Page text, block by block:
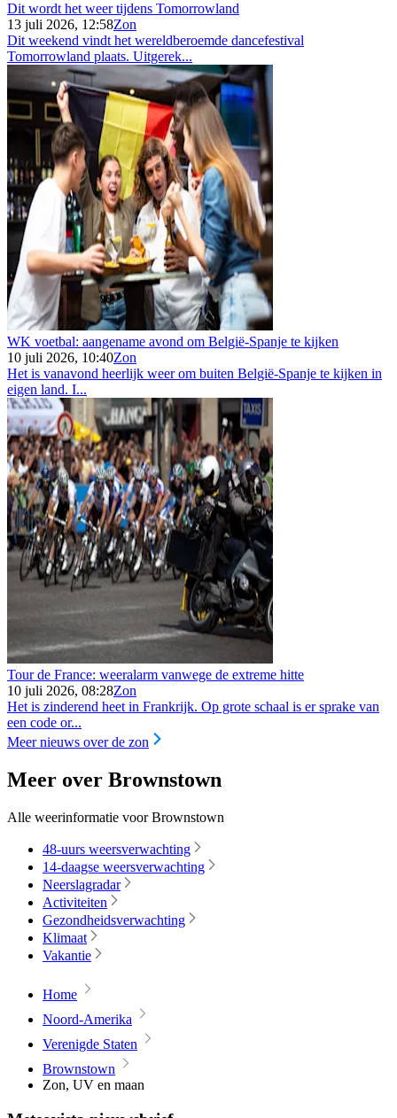
Dit wordt het weer tijdens Tomorrowland
13 juli 2026, 12:58Zon
Dit weekend vindt het wereldberoemde dancefestival
Tomorrowland plaats. Uitgerek...
WK voetbal: aangename avond om België-Spanje te kijken
10 juli 2026, 10:40Zon
Het is vanavond heerlijk weer om buiten België-Spanje te kijken in
eigen land. I...
Tour de France: weeralarm vanwege de extreme hitte
10 juli 2026, 08:28Zon
Het is zinderend heet in Frankrijk. Op grote schaal is er sprake van
een code or...
Meer nieuws over de zon
Meer over Brownstown
Alle weerinformatie voor Brownstown
48-uurs weersverwachting
14-daagse weersverwachting
Neerslagradar
Activiteiten
Gezondheidsverwachting
Klimaat
Vakantie
Home
Noord-Amerika
Verenigde Staten
Brownstown
Zon, UV en maan